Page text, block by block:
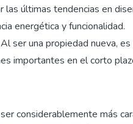
las últimas tendencias en
energética y funcionalidad.
Al ser una propiedad nueva,
importantes en el corto
considerablemente más